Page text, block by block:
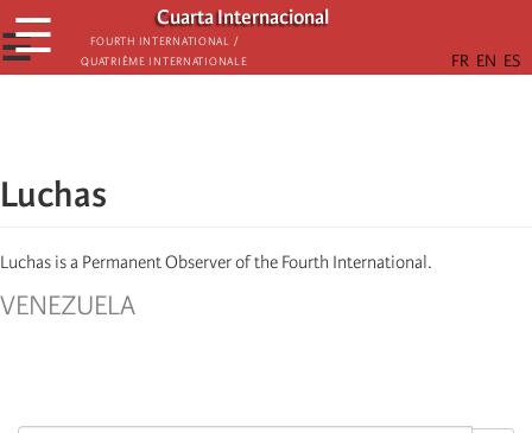
Skip
to
main
Cuarta Internacional
Fourth International /
Quatrième internationale
☰
☰
Luchas
Luchas is a Permanent Observer of the Fourth International.
VENEZUELA